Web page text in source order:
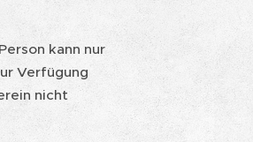
kann nur
Verfügung
nicht